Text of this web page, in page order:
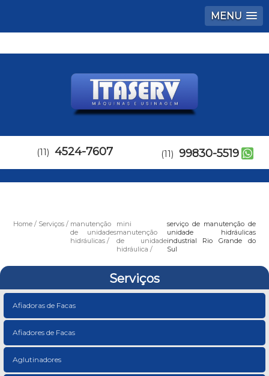
MENU
(11) 4524-7607 (11) 99830-5519
Home Serviços
manutenção
de unidades
hidráulicas
mini
manutenção
de unidade
hidráulica
serviço de manutenção de
unidade hidráulicas
industrial Rio Grande do
Sul
Serviços
Afiadoras de Facas
Afiadores de Facas
Aglutinadores